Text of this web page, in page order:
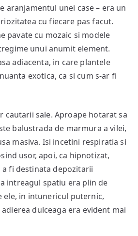
aranjamentul unei case – era un
cu fiecare pas facut.
pavate cu mozaic si modele
unui anumit element.
adiacenta, in care plantele
exotica, ca si cum s-ar fi
sale. Aproape hotarat sa
balustrada de marmura a vilei,
masiva. Isi incetini respiratia si
usor, apoi, ca hipnotizat,
fi destinata depozitarii
intreagul spatiu era plin de
ele, in intunericul puternic,
dulceaga era evident mai